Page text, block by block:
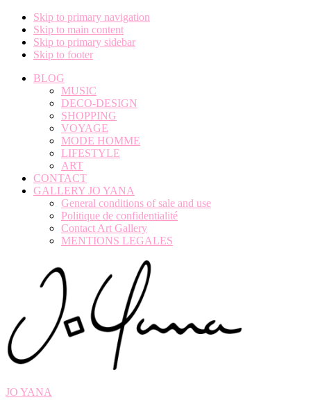
Skip to primary navigation
Skip to main content
Skip to primary sidebar
Skip to footer
BLOG
MUSIC
DECO-DESIGN
SHOPPING
VOYAGE
MODE HOMME
LIFESTYLE
ART
CONTACT
GALLERY JO YANA
General conditions of sale and use
Politique de confidentialité
Contact Art Gallery
MENTIONS LEGALES
JO YANA